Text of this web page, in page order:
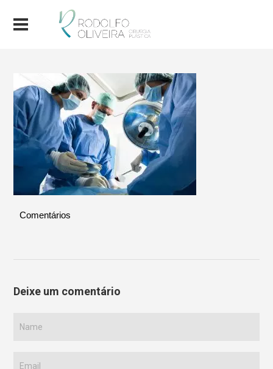
Comentários
Deixe um comentário